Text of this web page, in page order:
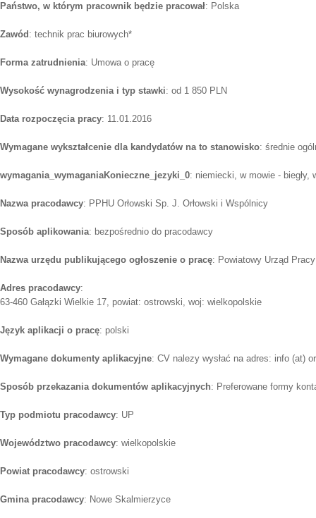
Państwo, w którym pracownik będzie pracował: Polska
Zawód : technik prac biurowych*
Forma zatrudnienia: Umowa o pracę
Wysokość wynagrodzenia i typ stawki: od 1 850 PLN
Data rozpoczęcia pracy: 11.01.2016
Wymagane wykształcenie dla kandydatów na to stanowisko: średnie
wymagania_wymaganiaKonieczne_jezyki_0: niemiecki, w mowie - biegły,
Nazwa pracodawcy: PPHU Orłowski Sp. J. Orłowski i Wspólnicy
Sposób aplikowania: bezpośrednio do pracodawcy
Nazwa urzędu publikującego ogłoszenie o pracę: Powiatowy Urząd
Adres pracodawcy:
63-460 Gałązki Wielkie 17, powiat: ostrowski, woj: wielkopolskie
Język aplikacji o pracę: polski
Wymagane dokumenty aplikacyjne: CV nalezy wysłać na adres: info (at)
Sposób przekazania dokumentów aplikacyjnych: Preferowane formy
Typ podmiotu pracodawcy: UP
Województwo pracodawcy: wielkopolskie
Powiat pracodawcy: ostrowski
Gmina pracodawcy: Nowe Skalmierzyce